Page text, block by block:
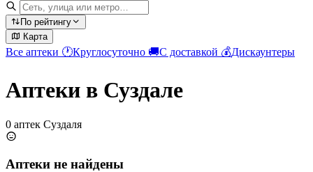
По рейтингу
Карта
Все аптеки 🕐Круглосуточно 🚚С доставкой 💰Дискаунтеры
Аптеки в Суздале
0 аптек Суздаля
Аптеки не найдены